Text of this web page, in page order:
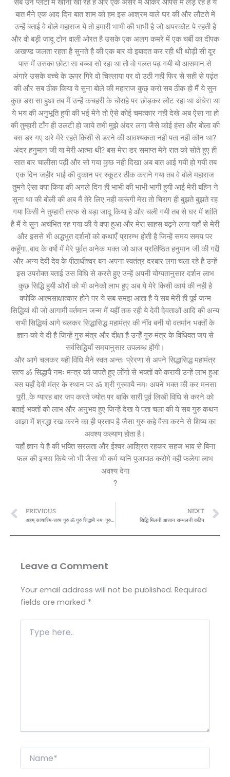
सब उन प्लेटों में खाना खा रहे है और एक असर में आकर आपस में लड़ रहे है ये
बात मैने एक आद दिन बात शाम को हम इस आश्रम वाले घर की और लौटते में
उन्हें बताई वे बोले महाराज ये तो हमारी भाभी की भाभी है जो अपरकोट पे रहती है
और वो बड़ी जादू टोन वाली ओरत है उसके एक अलग कमरे में एक चर्बी का दीपक
अखण्ड जलता रहता है सुनते है की एक बार वो इबादत कर रही थी थोड़ी सी दूर
पास में उसका छोटा सा बच्चा सो रहा था तो वो गलत पढ़ गयी यो आसमान से
अंगारे उसके बच्चे के ऊपर गिरे वो चिल्लाया पर वो उठी नही फिर से सही से पढ़ंत
की और सब ठीक किया ये सुना बोले की महाराज कुछ् करो सब ठीक हो मैं ये सुन
कुछ डरा सा हुआ तब मैं उन्हें कचहरी के चोराहे पर छोड़कर लोट रहा था अँधेरा था
ये भय की अनुभूति हुयी की भई मेने तो ऐसे कोई चमत्कार नही देखे अब ऐसा ना हो
की तुम्हारी टाँग ही उलटी हो जाये तभी मुझे अंदर लगा जैसे कोई हंसा और बोला की
बस डर गए अरे मेरे रहते किसी से डरने की आवश्यकता नही पता नही कौन था?
अंदर हनुमान जी या मेरी आत्मा थी? बस मेरा डर समाप्त मेने रात को सोते हुए ही
सात बार चालीसा पढ़ी और सो गया कुछ नही दिखा अब बात आई गयी हो गयी तब
एक दिन जहीर भाई की दुकान पर स्कूटर ठीक कराने गया तब वे बोले महाराज
तुमने ऐसा क्या किया की अगले दिन ही भाभी की भाभी भागी हुयी आई मेरी बहिन ने
सुना था की बोली की अब मैं तेरे लिए नही करूंगी मेरा तो चिराग ही बुझते बुझते रह
गया किसी ने तुम्हारी तरफ से बड़ा जादू किया है और चली गयी तब से घर में शांति
है मैं ये सुन अचंभित रह गया की ये क्या हुआ और मेरा साहस बढ़ने लगा यहाँ से मेरी
और इससे भी अद्धभुत दर्शनों को कथाएँ प्रारम्भ होती है जिन्हें समय समय पर
कहूँगा..बाद के वर्षो में मेरे पूर्वत अनेक भक्त जो आज प्रतिष्ठित हनुमान जी की गद्दी
और अन्य देवी देव के पीठाधीश्वर बन अपना स्वतंत्र दरबार लगा चला रहे है उन्हें
इस उपरोक्त बताई उस विधि से करते हुए उन्हें अपनी योग्यतानुसार दर्शन लाभ
कुछ सिद्धि हुयी औरों को भी अनेको लाभ हुए अब ये मेरे किसी कार्य की नही है
क्योकि आत्मसाक्षात्कार होने पर ये सब समझ आता है ये सब मेरी ही पूर्व जन्म
सिद्धियां थी जो आगामी वर्तमान जन्म में यहीं तक रही ये देवी देवताओं आदि की अन्य
सभी सिद्धियां आगे चलकर सिद्धासिद्ध महामंत्र की नींव बनी यो वतर्मान भक्तों के
ज्ञान को ये दी है जिन्हें गुरु मंत्र और दीक्षा है उन्हेँ गुरु मंत्र के विधिवत जप से
सर्वसिद्धियाँ समयानुसार उपलब्ध होंगी।
और आगे चलकर यही विधि मैने स्वत अन्तः प्रेरणा से अपने सिद्धासिद्ध महामंत्र
सत्य ॐ सिद्धायै नमः मन्त्र को जपते हुए लोंगो से भक्तों को करायी उन्हें लाभ हुआ
बस यहाँ देवी मंत्र के स्थान पर ॐ श्री गुरुवायै नमः अपने भक्त की कर मनसा
पूरी..के ग्यारह बार जप करते ज्योत पर बाकि सारी पूर्व लिखी विधि से करने को
बताई भक्तों को लाभ और अनुभव हुए जिन्हें देख ये पता चला की ये सब गुरु कथन
आज्ञा में श्रद्धा रख करने का ही प्रताप है जैसा गुरु कहे वैसा करने से शिष्य का
अवश्य कल्याण होता है।
यहाँ ज्ञान ये है की भक्ति सरलता और ईश्वर आश्रित रहकर सहज भाव से बिना
फल की इच्छा किये जो भी जैसा भी कर्म यानि पूजापाठ करोगे वही फलेगा लाभ
अवश्य देगा
?
Prev
PREVIOUS
अहम् सत्यास्मि-सत्य गुरु ॐ गुरु सिद्धायै नमः गुरुवेश्वर। स्वयमेव भगवान गुरुआस्मि तस्मै श्री सत्य ॐ गुरु शरणं।।
NEXT
सिद्धि मिलनी आसान सम्भलनी कठिन
Leave a Comment
Your email address will not be published. Required
fields are marked *
here..